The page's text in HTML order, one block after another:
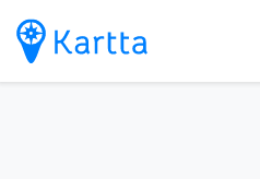
sisältöön